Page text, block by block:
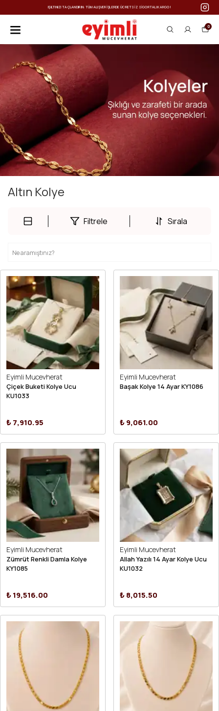
IŞILTINIZI TAÇLANDIRIN: TÜM ALIŞVERIŞLERDE ÜCRETSIZ SIGORTALI KARGO!
0
Altın Kolye
Filtrele Sırala
Eyimli Mucevherat
Çiçek Buketi Kolye Ucu
KU1033
₺ 7,910.95
Eyimli Mucevherat
Başak Kolye 14 Ayar KY1086
₺ 9,061.00
Eyimli Mucevherat
Zümrüt Renkli Damla Kolye
KY1085
₺ 19,516.00
Eyimli Mucevherat
Allah Yazılı 14 Ayar Kolye Ucu
KU1032
₺ 8,015.50